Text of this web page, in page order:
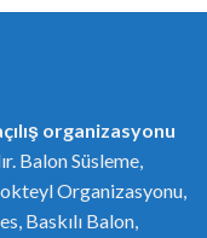
organizasyonu
Balon Süsleme,
Organizasyonu,
Baskılı Balon,